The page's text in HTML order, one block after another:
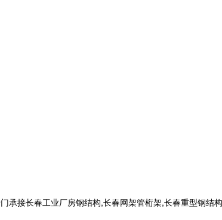
承接长春工业厂房钢结构,长春网架管桁架,长春重型钢结